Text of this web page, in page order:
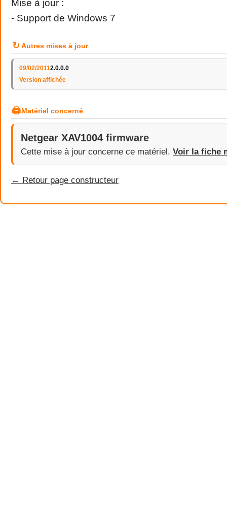
Mise à jour :
- Support de Windows 7
↻ Autres mises à jour
09/02/20112.0.0.0
Version affichée
🖨Matériel concerné
Netgear XAV1004 firmware
Cette mise à jour concerne ce matériel. Voir la fiche
← Retour page constructeur